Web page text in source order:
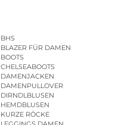
BHS
BLAZER FÜR DAMEN
BOOTS
CHELSEABOOTS
DAMENJACKEN
DAMENPULLOVER
DIRNDLBLUSEN
HEMDBLUSEN
KURZE RÖCKE